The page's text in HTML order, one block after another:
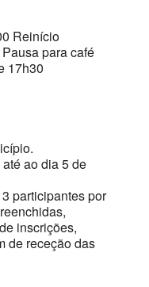
Reinício
para café
17h30
ao dia 5 de
participantes por
inscrições,
de receção das